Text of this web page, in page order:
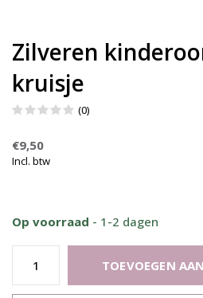
Zilveren
kruisje
(0)
€9,50
Incl. btw
Op voorraad - 1-2 dagen
TOEVOEGEN